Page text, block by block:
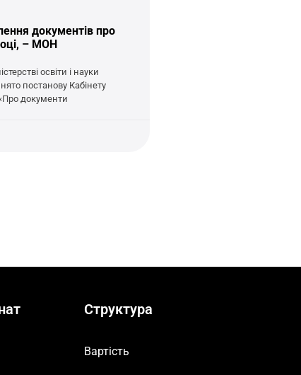
документів про
– МОН
освіти і науки
постанову Кабінету
документи
Структура
Вартість